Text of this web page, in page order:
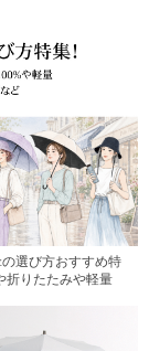
の選び方おすすめ特
折りたたみや軽量